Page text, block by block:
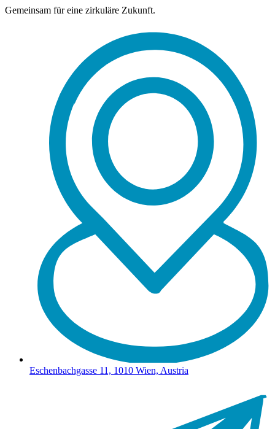
Gemeinsam für eine zirkuläre Zukunft.
Eschenbachgasse 11, 1010 Wien, Austria